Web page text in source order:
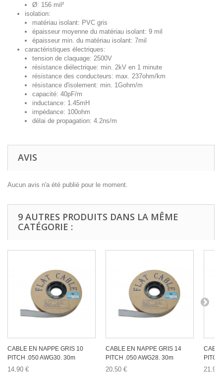
Ø: 156 mil²
isolation:
matériau isolant: PVC gris
épaisseur moyenne du matériau isolant: 9 mil
épaisseur min. du matériau isolant: 7mil
caractéristiques électriques:
tension de claquage: 2500V
résistance diélectrique: min. 2kV en 1 minute
résistance des conducteurs: max. 237ohm/km
résistance d'isolement: min. 1Gohm/m
capacité: 40pF/m
inductance: 1.45mH
impédance: 100ohm
délai de propagation: 4.2ns/m
AVIS
Aucun avis n'a été publié pour le moment.
9 AUTRES PRODUITS DANS LA MÊME
CATÉGORIE :
CABLE EN NAPPE GRIS 10
PITCH .050 AWG30. 30m
14,90 €
CABLE EN NAPPE GRIS 14
PITCH .050 AWG28. 30m
20,50 € 21,90